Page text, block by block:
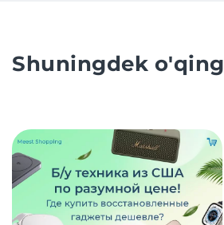
Shuningdek o'qing